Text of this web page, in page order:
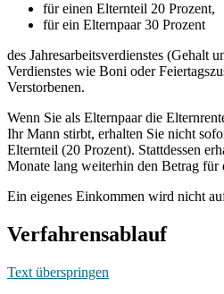
für einen Elternteil 20 Prozent,
für ein Elternpaar 30 Prozent
des Jahresarbeitsverdienstes (Gehalt
Verdienstes wie Boni oder
Verstorbenen.
Wenn Sie als Elternpaar die
Ihr Mann stirbt, erhalten Sie nicht
Elternteil (20 Prozent). Stattdessen
Monate lang weiterhin den Betrag für
Ein eigenes Einkommen wird nicht
Verfahrensablauf
Text überspringen